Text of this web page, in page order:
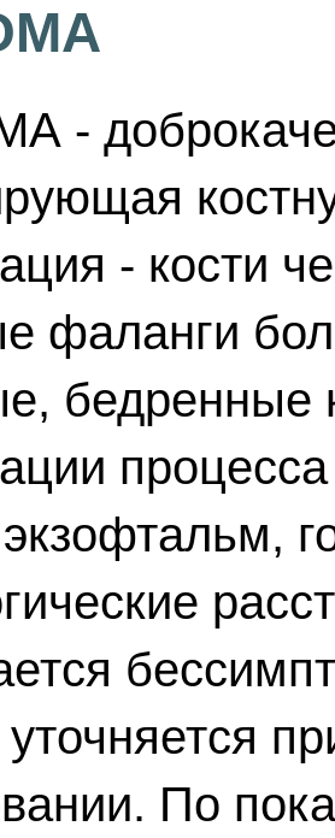
-
- кости
фаланги
бедренные
По